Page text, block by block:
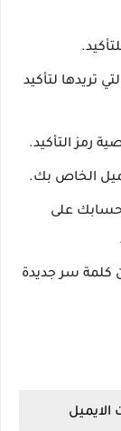
تريدها لتأكيد
رمز التأكيد.
الخاص بك.
حسابك على
كلمة سر جديدة